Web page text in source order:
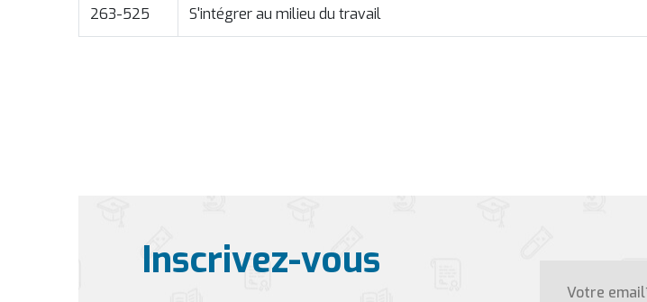
263-525 S'intégrer au milieu du travail
Inscrivez-vous